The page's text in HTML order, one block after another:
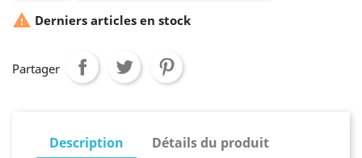
 Derniers articles en stock
Partager
Description Détails du produit